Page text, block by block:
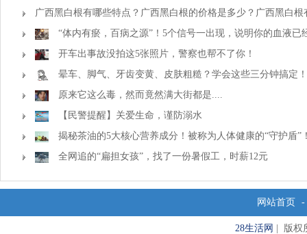
花、霸王花、木纹石等产品
广西黑白根有哪些特点？广西黑白根的价格是多少？广西黑白
品牌口碑最好？“体内有瘀，百病之源”！5个信号一出现，说明你的血液已
开车出事故没拍这5张照片，警察也帮不了你！
晕车、脚气、牙齿变黄、皮肤粗糙？学会这些三分钟搞定
原来它这么毒，然而竟然满大街都是....
【民警提醒】关爱生命，谨防溺水
揭秘茶油的5大核心营养成分！被称为人体健康的“守护盾”
全网追的“扁担女孩”，找了一份暑假工，时薪12元
网站首页 -
28生活网
| 版权